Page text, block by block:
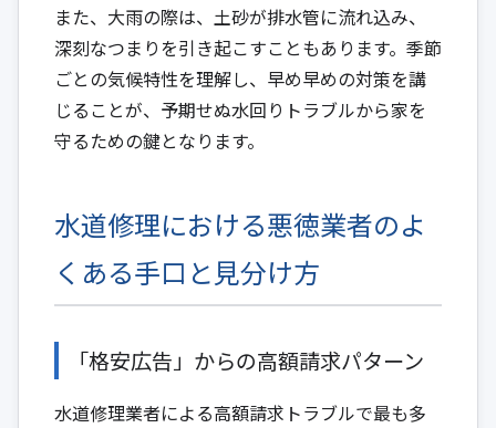
また、大雨の際は、土砂が排水管に流れ込み、
深刻なつまりを引き起こすこともあります。季節
ごとの気候特性を理解し、早め早めの対策を講
じることが、予期せぬ水回りトラブルから家を
守るための鍵となります。
水道修理における悪徳業者のよ
くある手口と見分け方
「格安広告」からの高額請求パターン
水道修理業者による高額請求トラブルで最も多